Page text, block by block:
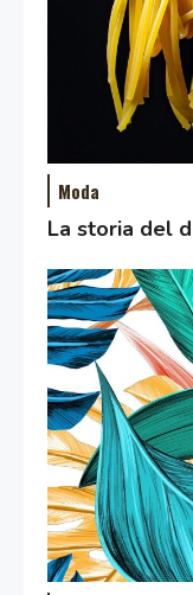
Moda
La storia del